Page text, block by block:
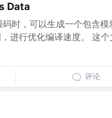
Data
时，可以生成一个包含
进行优化编译速度。 这
评论